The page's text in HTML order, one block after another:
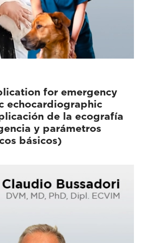
for emergency
echocardiographic
de la ecografía
y parámetros
básicos)